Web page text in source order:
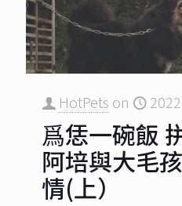
HotPets on
爲恁一碗飯
阿培與大毛
情(上）